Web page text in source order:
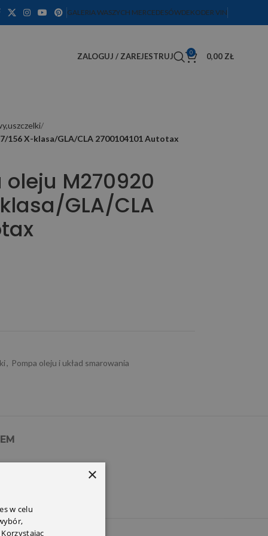
GALERIA WASZYCH MERCEDESÓWDEKODER VIN
ZALOGUJ / ZAREJESTRUJ 0 0,00 ZŁ
156 X-klasa/GLA/CLA 2700104101 Autotax
M270920
GLA/CLA
, Pompa oleju i układ smarowania
×
w celu